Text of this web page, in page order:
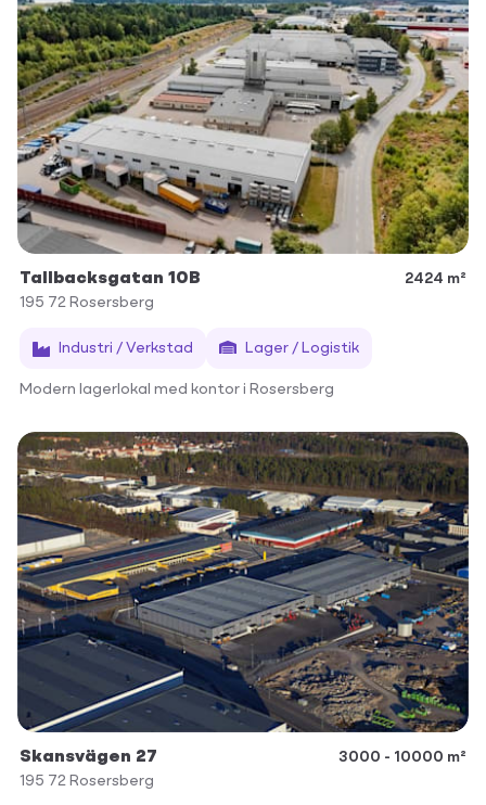
Tallbacksgatan 10B
2424 m²
195 72 Rosersberg
Industri / Verkstad Lager / Logistik
Modern lagerlokal med kontor i Rosersberg
Skansvägen 27
3000 - 10000 m²
195 72 Rosersberg